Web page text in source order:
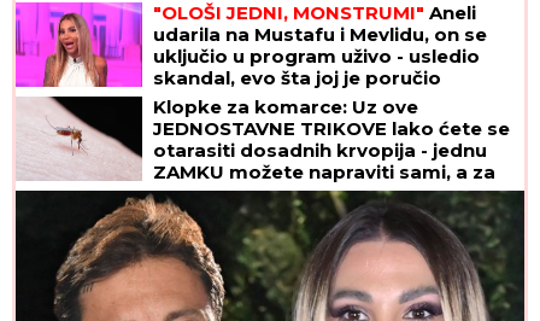
"OLOŠI JEDNI, MONSTRUMI" Aneli
udarila na Mustafu i Mevlidu, on se
uključio u program uživo - usledio
skandal, evo šta joj je poručio
Asminov otac
Klopke za komarce: Uz ove
JEDNOSTAVNE TRIKOVE lako ćete se
otarasiti dosadnih krvopija - jednu
ZAMKU možete napraviti sami, a za
drugu vam ne treba BAŠ NIŠTA